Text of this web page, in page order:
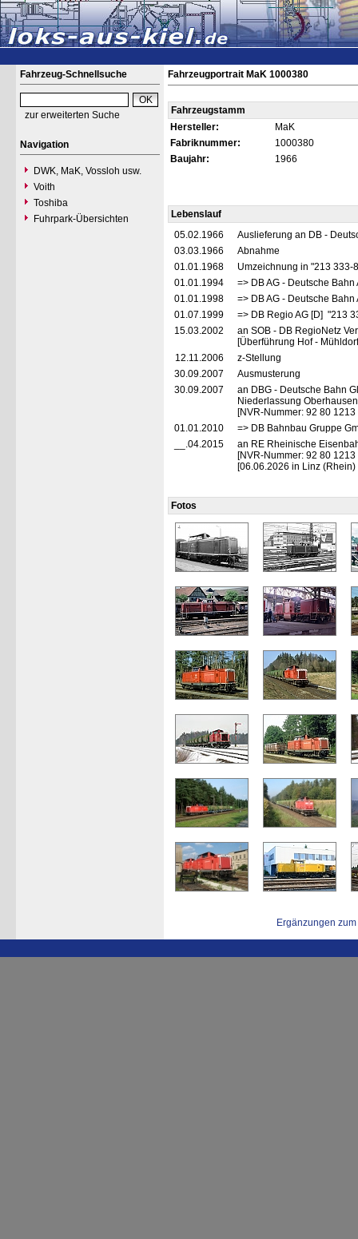
Fahrzeug-Schnellsuche
zur erweiterten Suche
Navigation
DWK, MaK, Vossloh usw.
Voith
Toshiba
Fuhrpark-Übersichten
Fahrzeugportrait MaK 1000380
Fahrzeugstamm
Hersteller:
MaK
Fabriknummer:
1000380
Baujahr:
1966
Lebenslauf
05.02.1966
Auslieferung an DB -
03.03.1966
Abnahme
01.01.1968
Umzeichnung in "213 333-
01.01.1994
=> DB AG - Deutsche
01.01.1998
=> DB AG - Deutsche
01.07.1999
=> DB Regio AG [D] "213
15.03.2002
an SOB - DB RegioNetz
[Überführung Hof -
12.11.2006
z-Stellung
30.09.2007
Ausmusterung
30.09.2007
an DBG - Deutsche Bahn
Niederlassung
[NVR-Nummer: 92 80
01.01.2010
=> DB Bahnbau Gruppe
__.04.2015
an RE Rheinische
[NVR-Nummer: 92 80
[06.06.2026 in Linz (Rhein)
Fotos
Ergänzungen